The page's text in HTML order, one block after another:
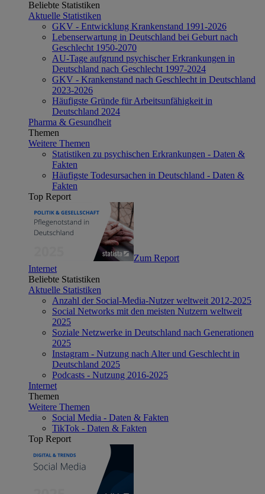
Beliebte Statistiken
Aktuelle Statistiken
GKV - Entwicklung Krankenstand 1991-2026
Lebenserwartung in Deutschland bei Geburt nach
Geschlecht 1950-2070
AU-Tage aufgrund psychischer Erkrankungen in
Deutschland nach Geschlecht 1997-2024
GKV - Krankenstand nach Geschlecht in Deutschland
2023-2026
Häufigste Gründe für Arbeitsunfähigkeit in
Deutschland 2024
Pharma & Gesundheit
Themen
Weitere Themen
Statistiken zu psychischen Erkrankungen - Daten &
Fakten
Häufigste Todesursachen in Deutschland - Daten &
Fakten
Top Report
Zum Report
Internet
Beliebte Statistiken
Aktuelle Statistiken
Anzahl der Social-Media-Nutzer weltweit 2012-2025
Social Networks mit den meisten Nutzern weltweit
2025
Soziale Netzwerke in Deutschland nach Generationen
2025
Instagram - Nutzung nach Alter und Geschlecht in
Deutschland 2025
Podcasts - Nutzung 2016-2025
Internet
Themen
Weitere Themen
Social Media - Daten & Fakten
TikTok - Daten & Fakten
Top Report